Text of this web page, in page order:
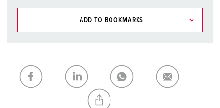
ADD TO BOOKMARKS
My list ADD
CREATE A NEW LIST